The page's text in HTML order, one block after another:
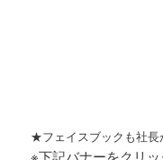
★フェイスブックも社長
※下記バナーをクリ